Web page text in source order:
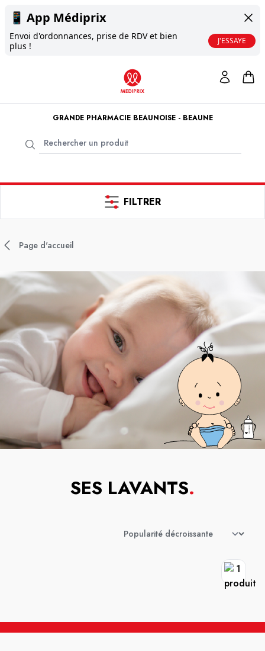
📱 App Médiprix
Envoi d'ordonnances, prise de RDV et bien
plus !
J'ESSAYE
GRANDE PHARMACIE BEAUNOISE - BEAUNE
FILTRER
Page d'accueil
SES LAVANTS.